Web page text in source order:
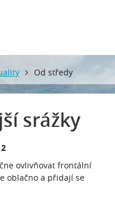
Od středy
srážky
ovlivňovat frontální
oblačno a přidají se